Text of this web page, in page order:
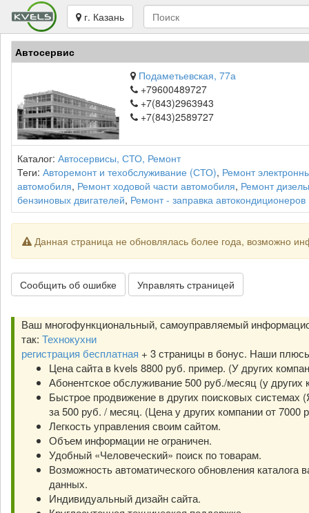
г. Казань
Автосервис
Подаметьевская, 77а
+79600489727
+7(843)2963943
+7(843)2589727
Каталог: Автосервисы, СТО, Ремонт
Теги: Авторемонт и техобслуживание (СТО), Ремонт
автомобиля, Ремонт ходовой части автомобиля, Ремонт
бензиновых двигателей, Ремонт - заправка автокондиционеров
Данная страница не обновлялась более года, возможно
Сообщить об ошибке Управлять страницей
Ваш многофункциональный, самоуправляемый
так: Технокухни
регистрация бесплатная + 3 страницы в бонус. Наши
Цена сайта в kvels 8800 руб. пример. (У других
Абонентское обслуживание 500 руб./месяц (у других
Быстрое продвижение в других поисковых системах
за 500 руб. / месяц. (Цена у других компании от 7000
Легкость управления своим сайтом.
Объем информации не ограничен.
Удобный «Человеческий» поиск по товарам.
Возможность автоматического обновления каталога
данных.
Индивидуальный дизайн сайта.